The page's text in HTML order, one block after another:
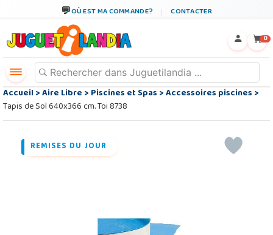
OÙ EST MA COMMANDE? CONTACTER
0
Accueil>Aire Libre>Piscines et Spas>Accessoires piscines>
Tapis de Sol 640x366 cm. Toi 8738
REMISES DU JOUR